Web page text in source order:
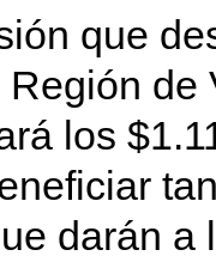
que
los
darán